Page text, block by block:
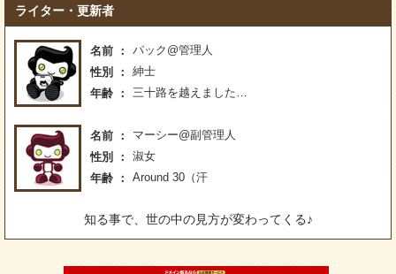
ライター・更新者
名前
パック@管理人
性別
紳士
年齢
三十路を越えました…
名前
マーシー@副管理人
性別
淑女
年齢
Around 30（汗
知る事で、世の中の見方が変わってくる♪